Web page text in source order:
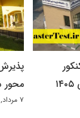
محور
۷ مرداد, ۱۴۰۵